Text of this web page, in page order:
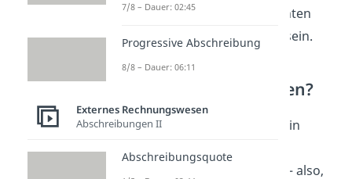
Wichtig:Aktiv- und Passivkonten
sollten immer
ausgeglichen sein.
Was sind Erfolgskonten?
Erfolgskonten
zeigen, wie dein
— also,
7/8 – Dauer: 02:45
Progressive Abschreibung
8/8 – Dauer: 06:11
Externes Rechnungswesen
Abschreibungen II
Abschreibungsquote